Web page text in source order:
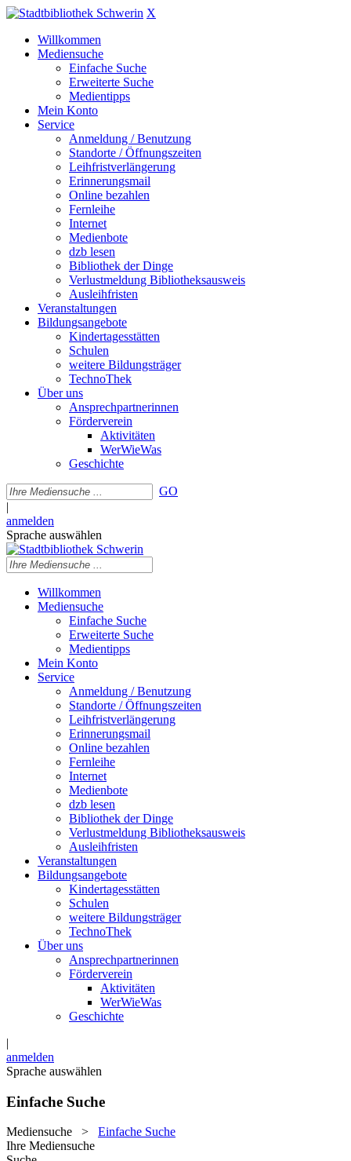
X
Willkommen
Mediensuche
Einfache Suche
Erweiterte Suche
Medientipps
Mein Konto
Service
Anmeldung / Benutzung
Standorte / Öffnungszeiten
Leihfristverlängerung
Erinnerungsmail
Online bezahlen
Fernleihe
Internet
Medienbote
dzb lesen
Bibliothek der Dinge
Verlustmeldung Bibliotheksausweis
Ausleihfristen
Veranstaltungen
Bildungsangebote
Kindertagesstätten
Schulen
weitere Bildungsträger
TechnoThek
Über uns
Ansprechpartnerinnen
Förderverein
Aktivitäten
WerWieWas
Geschichte
GO
|
anmelden
Sprache auswählen
Willkommen
Mediensuche
Einfache Suche
Erweiterte Suche
Medientipps
Mein Konto
Service
Anmeldung / Benutzung
Standorte / Öffnungszeiten
Leihfristverlängerung
Erinnerungsmail
Online bezahlen
Fernleihe
Internet
Medienbote
dzb lesen
Bibliothek der Dinge
Verlustmeldung Bibliotheksausweis
Ausleihfristen
Veranstaltungen
Bildungsangebote
Kindertagesstätten
Schulen
weitere Bildungsträger
TechnoThek
Über uns
Ansprechpartnerinnen
Förderverein
Aktivitäten
WerWieWas
Geschichte
|
anmelden
Sprache auswählen
Einfache Suche
Mediensuche > Einfache Suche
Ihre Mediensuche